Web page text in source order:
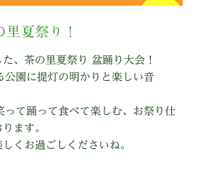
夏祭り！
、茶の里夏祭り 盆踊り大会！
公園に提灯の明かりと楽しい音
って踊って食べて楽しむ、お祭り仕
ます。
くお過ごしくださいね。